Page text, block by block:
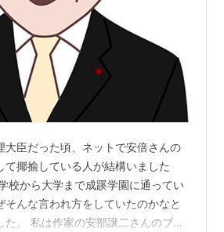
大臣だった頃、ネットで安倍さんの
て揶揄している人が結構いました
校から大学まで成蹊学園に通ってい
そんな言われ方をしていたのかなと
た。 私は作家の安部譲二さんのブロ